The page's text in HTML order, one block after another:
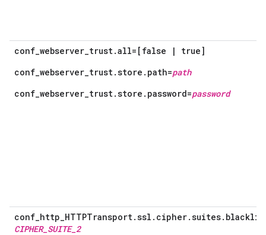
conf_webserver_trust.all=[false | true]
conf_webserver_trust.store.path=path
conf_webserver_trust.store.password=password
CIPHER_SUITE_2